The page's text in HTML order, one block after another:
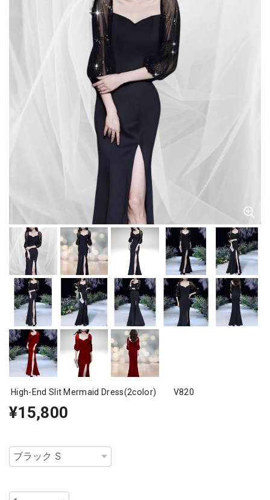
High-End Slit Mermaid Dress(2color) V820
¥15,800